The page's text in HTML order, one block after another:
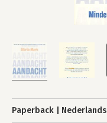
Paperback Nederlands